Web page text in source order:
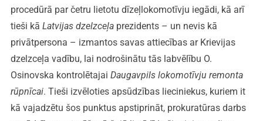
procedūrā par četru lietotu dīzeļlokomotīvju iegādi, kā arī
tieši kā Latvijas dzelzceļaprezidents – un nevis kā
privātpersona – izmantos savas attiecības ar Krievijas
dzelzceļa vadību, lai nodrošinātu tās labvēlību O.
Osinovska kontrolētajai Daugavpils lokomotīvju remonta
rūpnīcai. Tieši izvēloties apsūdzības lieciniekus, kuriem it
kā vajadzētu šos punktus apstiprināt, prokuratūras darbs